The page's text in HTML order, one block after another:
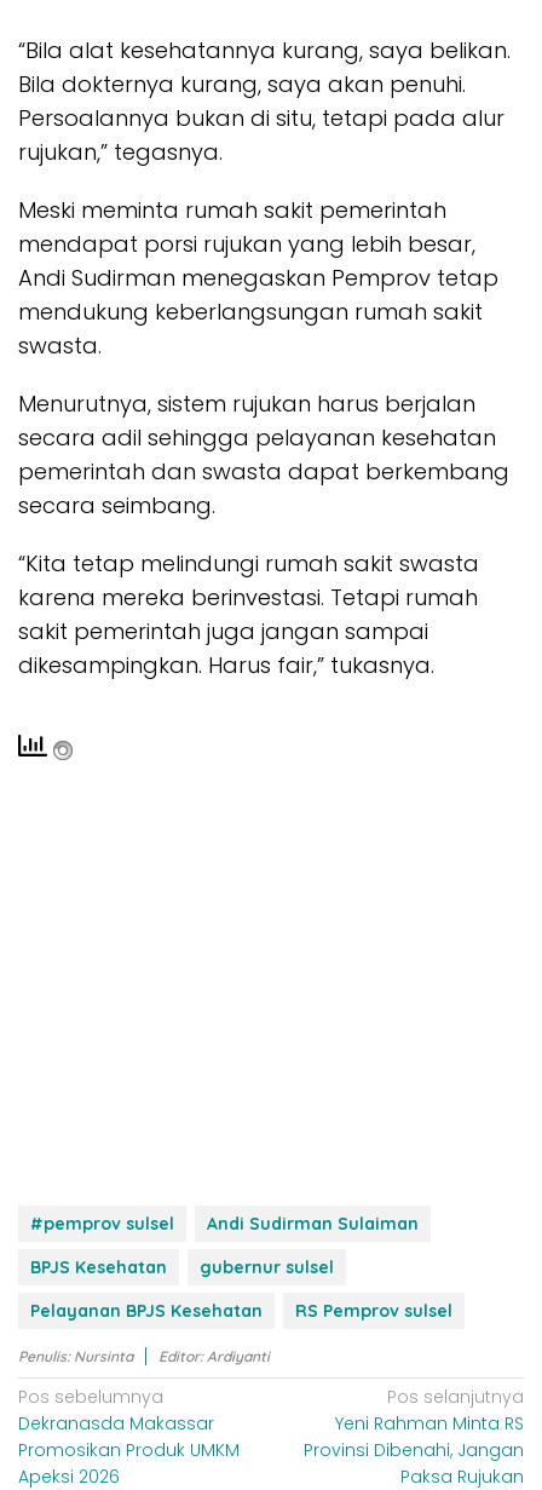
“Bila alat kesehatannya kurang, saya belikan.
Bila dokternya kurang, saya akan penuhi.
Persoalannya bukan di situ, tetapi pada alur
rujukan,” tegasnya.
Meski meminta rumah sakit pemerintah
mendapat porsi rujukan yang lebih besar,
Andi Sudirman menegaskan Pemprov tetap
mendukung keberlangsungan rumah sakit
swasta.
Menurutnya, sistem rujukan harus berjalan
secara adil sehingga pelayanan kesehatan
pemerintah dan swasta dapat berkembang
secara seimbang.
“Kita tetap melindungi rumah sakit swasta
karena mereka berinvestasi. Tetapi rumah
sakit pemerintah juga jangan sampai
dikesampingkan. Harus fair,” tukasnya.
#pemprov sulsel
Andi Sudirman Sulaiman
BPJS Kesehatan
gubernur sulsel
Pelayanan BPJS Kesehatan
RS Pemprov sulsel
Penulis: Nursinta Editor: Ardiyanti
N
a
v
Pos sebelumnya
Dekranasda Makassar
Promosikan Produk UMKM
Apeksi 2026
Pos selanjutnya
Yeni Rahman Minta RS
Provinsi Dibenahi, Jangan
Paksa Rujukan